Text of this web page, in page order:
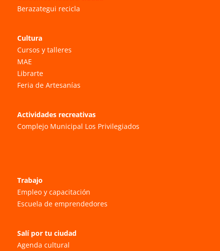
Berazategui recicla
Cultura
Cursos y talleres
MAE
Librarte
Feria de Artesanías
Actividades recreativas
Complejo Municipal Los Privilegiados
Trabajo
Empleo y capacitación
Escuela de emprendedores
Salí por tu ciudad
Agenda cultural